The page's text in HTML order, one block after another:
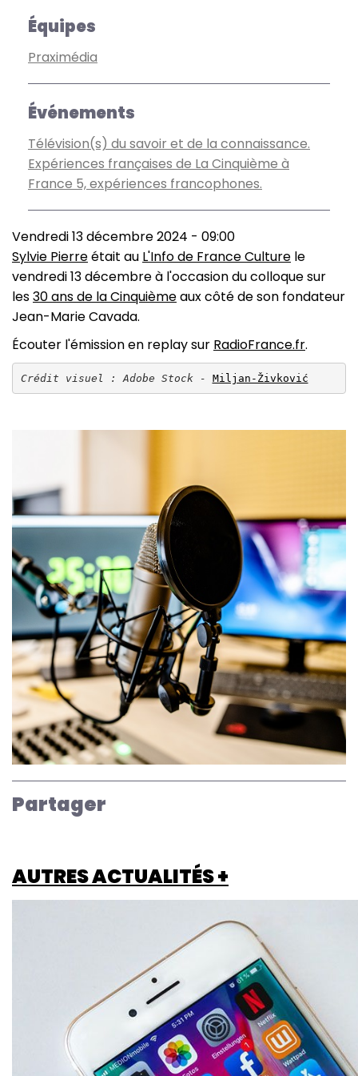
Équipes
Praximédia
Événements
Télévision(s) du savoir et de la connaissance.
Expériences françaises de La Cinquième à
France 5, expériences francophones.
Vendredi 13 décembre 2024 - 09:00
Sylvie Pierreétait au L'Info de France Culture le
vendredi 13 décembre à l'occasion du colloque sur
les30 ans de la Cinquièmeaux côté de son fondateur
Jean-Marie Cavada.
Écouter l'émission en replay sur RadioFrance.fr.
Crédit visuel : Adobe Stock - Miljan-Živković
Partager
AUTRES ACTUALITÉS +